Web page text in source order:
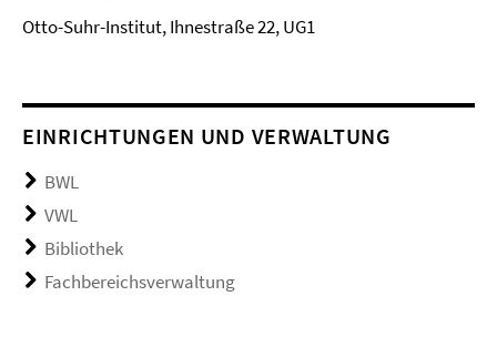
Otto-Suhr-Institut, Ihnestraße 22, UG1
EINRICHTUNGEN UND VERWALTUNG
BWL
VWL
Bibliothek
Fachbereichsverwaltung